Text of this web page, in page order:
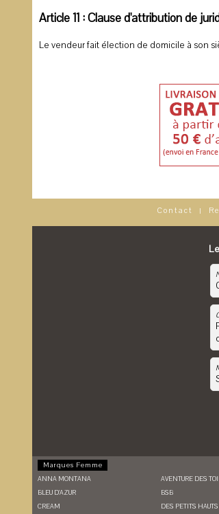
Article 11 : Clause d'attribution de
Le vendeur fait élection de domicile à son
Contact |
Marques Femme
ANNA MONTANA AVENTURE DES
BLEU D'AZUR
BSB
CREAM
DES PETITS HAUTS